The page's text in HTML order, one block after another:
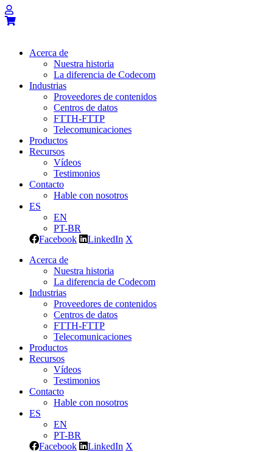
Acerca de
Nuestra historia
La diferencia de Codecom
Industrias
Proveedores de contenidos
Centros de datos
FTTH-FTTP
Telecomunicaciones
Productos
Recursos
Vídeos
Testimonios
Contacto
Hable con nosotros
ES
EN
PT-BR
Facebook
LinkedIn X
Acerca de
Nuestra historia
La diferencia de Codecom
Industrias
Proveedores de contenidos
Centros de datos
FTTH-FTTP
Telecomunicaciones
Productos
Recursos
Vídeos
Testimonios
Contacto
Hable con nosotros
ES
EN
PT-BR
Facebook
LinkedIn X